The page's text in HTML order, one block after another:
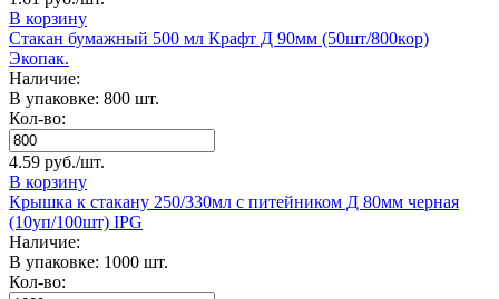
В корзину
Стакан бумажный 500 мл Крафт Д 90мм (50шт/800кор)
Экопак.
Наличие:
В упаковке: 800 шт.
Кол-во:
4.59 руб./шт.
В корзину
Крышка к стакану 250/330мл с питейником Д 80мм черная
(10уп/100шт) IPG
Наличие:
В упаковке: 1000 шт.
Кол-во: